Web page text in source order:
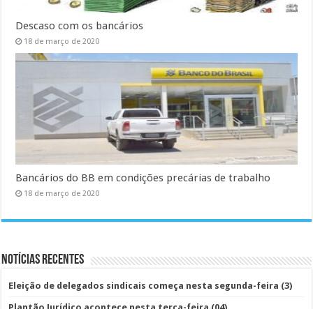
Descaso com os bancários
18 de março de 2020
Bancários do BB em condições precárias de trabalho
18 de março de 2020
Notícias Recentes
Eleição de delegados sindicais começa nesta segunda-feira (3)